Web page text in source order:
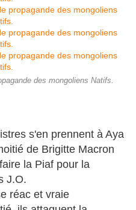
des mongoliens Natifs.
s'en prennent à Aya
de Brigitte Macron
la Piaf pour la
J.O.
réac et vraie